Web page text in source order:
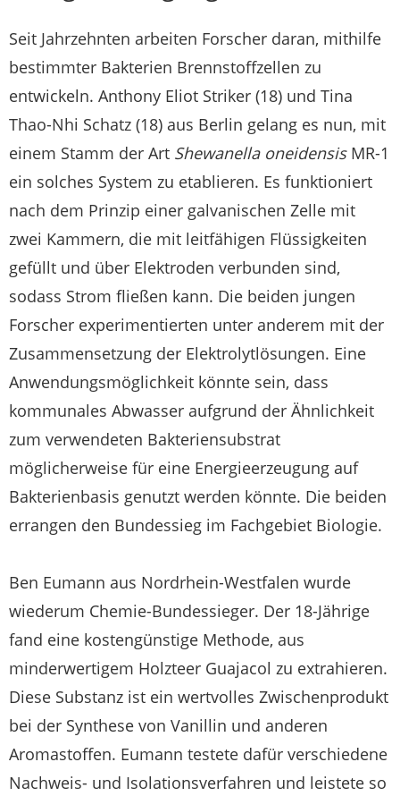
Seit Jahrzehnten arbeiten Forscher daran, mithilfe
bestimmter Bakterien Brennstoffzellen zu
entwickeln. Anthony Eliot Striker (18) und Tina
Thao-Nhi Schatz (18) aus Berlin gelang es nun, mit
einem Stamm der Art Shewanella oneidensisMR-1
ein solches System zu etablieren. Es funktioniert
nach dem Prinzip einer galvanischen Zelle mit
zwei Kammern, die mit leitfähigen Flüssigkeiten
gefüllt und über Elektroden verbunden sind,
sodass Strom fließen kann. Die beiden jungen
Forscher experimentierten unter anderem mit der
Zusammensetzung der Elektrolytlösungen. Eine
Anwendungsmöglichkeit könnte sein, dass
kommunales Abwasser aufgrund der Ähnlichkeit
zum verwendeten Bakteriensubstrat
möglicherweise für eine Energieerzeugung auf
Bakterienbasis genutzt werden könnte. Die beiden
errangen den Bundessieg im Fachgebiet Biologie.
Ben Eumann aus Nordrhein-Westfalen wurde
wiederum Chemie-Bundessieger. Der 18-Jährige
fand eine kostengünstige Methode, aus
minderwertigem Holzteer Guajacol zu extrahieren.
Diese Substanz ist ein wertvolles Zwischenprodukt
bei der Synthese von Vanillin und anderen
Aromastoffen. Eumann testete dafür verschiedene
Nachweis- und Isolationsverfahren und leistete so